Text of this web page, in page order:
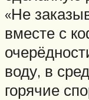
«Не
вместе с
воду, в
горячие